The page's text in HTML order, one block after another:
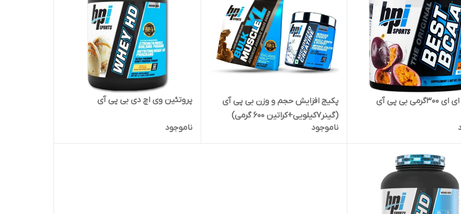
بی پی آی
پکیج افزایش حجم و وزن بی پی آی
(گینر۷کیلویی+کراتین ۶۰۰ گرمی)
ناموجود
پروتئین وی اچ دی بی پی آی
ناموجود